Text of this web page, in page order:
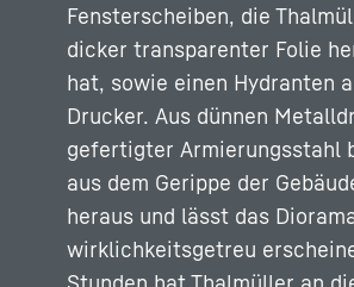
Fensterscheiben, die
dicker transparenter Folie
hat, sowie einen Hydranten
Drucker. Aus dünnen
gefertigter Armierungsstahl
aus dem Gerippe der
heraus und lässt das
wirklichkeitsgetreu